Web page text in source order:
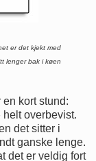
er det kjekt med
lenger bak i køen
kort stund:
overbevist.
det sitter i
ganske lenge.
det er veldig fort